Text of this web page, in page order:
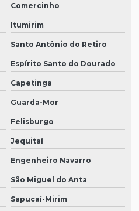
Comercinho
Itumirim
Santo Antônio do Retiro
Espírito Santo do Dourado
Capetinga
Guarda-Mor
Felisburgo
Jequitaí
Engenheiro Navarro
São Miguel do Anta
Sapucaí-Mirim